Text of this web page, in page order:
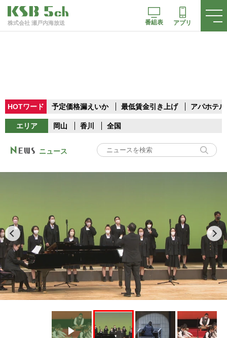
株式会社 瀬戸内海放送 番組表 アプリ
HOTワード 予定価格漏えいか 最低賃金引き上げ アパホテル
エリア 岡山 香川 全国
ニュース
Play